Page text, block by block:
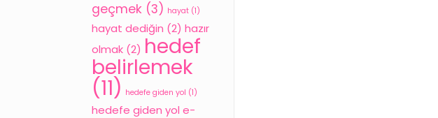
geçmek (3) hayat (1)
hayat dediğin (2) hazır
olmak (2) hedef
belirlemek
(11) hedefe giden yol (1)
hedefe giden yol e-